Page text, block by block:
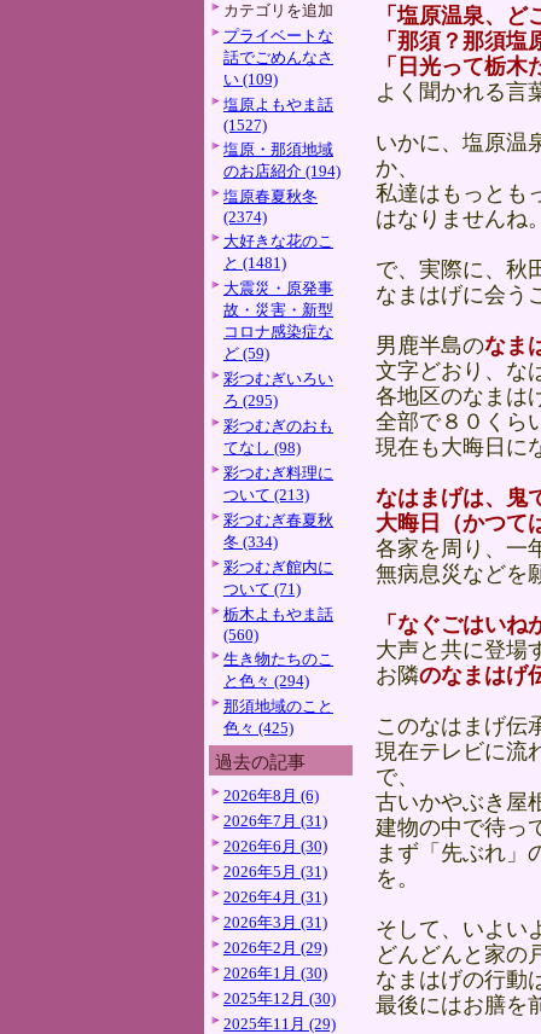
カテゴリを追加
プライベートな
話でごめんなさ
い (109)
塩原よもやま話
(1527)
塩原・那須地域
のお店紹介 (194)
塩原春夏秋冬
(2374)
大好きな花のこ
と (1481)
大震災・原発事
故・災害・新型
コロナ感染症な
ど (59)
彩つむぎいろい
ろ (295)
彩つむぎのおも
てなし (98)
彩つむぎ料理に
ついて (213)
彩つむぎ春夏秋
冬 (334)
彩つむぎ館内に
ついて (71)
栃木よもやま話
(560)
生き物たちのこ
と色々 (294)
那須地域のこと
色々 (425)
過去の記事
2026年8月 (6)
2026年7月 (31)
2026年6月 (30)
2026年5月 (31)
2026年4月 (31)
2026年3月 (31)
2026年2月 (29)
2026年1月 (30)
2025年12月 (30)
2025年11月 (29)
「塩原温泉、ど
「那須？那須塩
「日光って栃
よく聞かれる言
いかに、塩原温
か、
私達はもっとも
はなりませんね
で、実際に、秋
なまはげに会う
男鹿半島のなま
文字どおり、な
各地区のなまは
全部で８０くら
現在も大晦日に
なはまげは、鬼
大晦日（かつて
各家を周り、一
無病息災などを
「なぐごはい
大声と共に登場
お隣のなまはげ
このなはまげ伝
現在テレビに流
で、
古いかやぶき屋
建物の中で待っ
まず「先ぶれ」
を。
そして、いよい
どんどんと家の
なまはげの行動
最後にはお膳を